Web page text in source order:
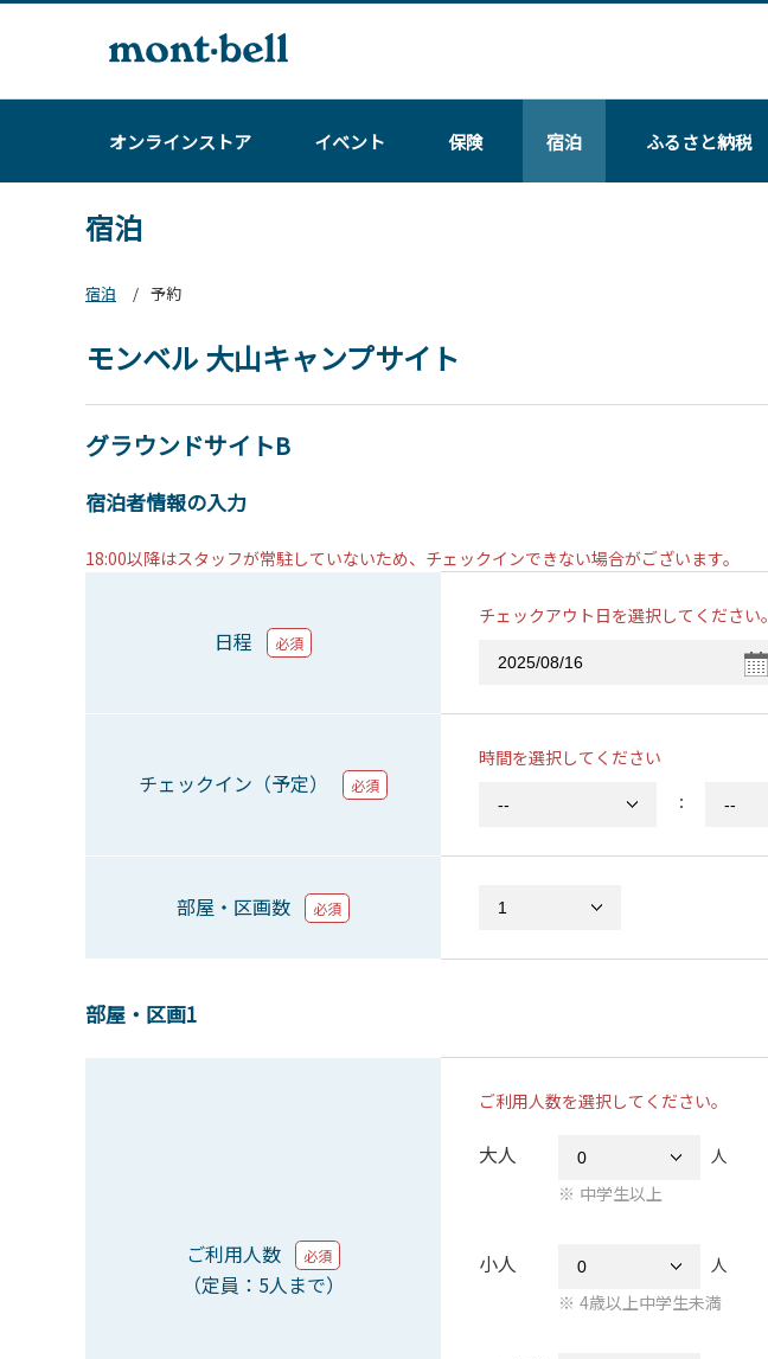
オンラインストア イベント 保険 宿泊 ふるさと納税
宿泊
宿泊
予約
モンベル 大山キャンプサイト
グラウンドサイトB
宿泊者情報の入力
18:00以降はスタッフが常駐していないため、チェックインできない場合がございます。
日程 必須
チェックアウト日を選択してください。
チェックイン（予定） 必須
時間を選択してください
：
部屋・区画数 必須
部屋・区画1
ご利用人数 必須
（定員：5人まで）
ご利用人数を選択してください。
大人
人
中学生以上
小人
人
4歳以上中学生未満